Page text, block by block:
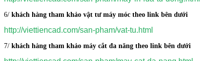
6/ khách hàng tham khảo vật tư máy móc theo link bên dưới
http://viettiencad.com/san-pham/vat-tu.html
7/ khách hàng tham khảo máy cắt đa năng theo link bên dưới